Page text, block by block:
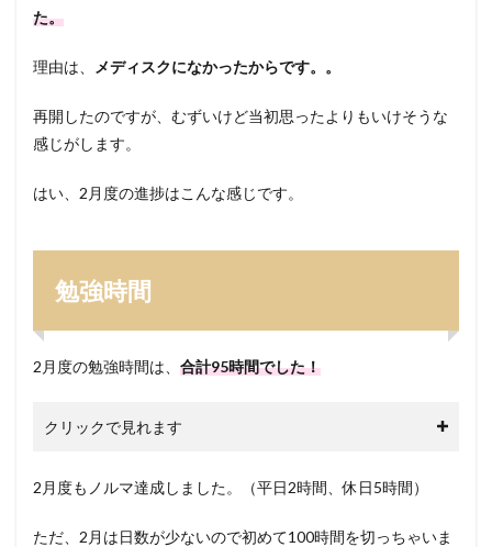
た。
理由は、 メディスクになかったからです。。
再開したのですが、むずいけど当初思ったよりもいけそうな
感じがします。
はい、2月度の進捗はこんな感じです。
勉強時間
2月度の勉強時間は、 合計95時間でした！
クリックで見れます
2月度もノルマ達成しました。（平日2時間、休日5時間）
ただ、2月は日数が少ないので初めて100時間を切っちゃいま